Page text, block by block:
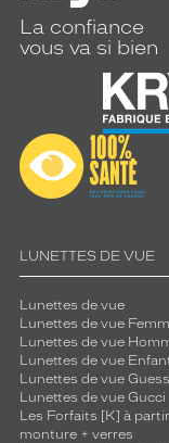
La confiance
vous va si bien
LUNETTES DE VUE
Lunettes de vue
Lunettes de vue
Lunettes de vue
Lunettes de vue
Lunettes de vue Guess
Lunettes de vue Gucci
Les Forfaits [K] à
monture + verres